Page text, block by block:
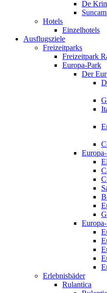
De
Hotels
Einzelhotels
Ausflugsziele
Freizeitparks
Freizeitpark
Europa-Park
Der
Erlebnisbäder
Rulantica